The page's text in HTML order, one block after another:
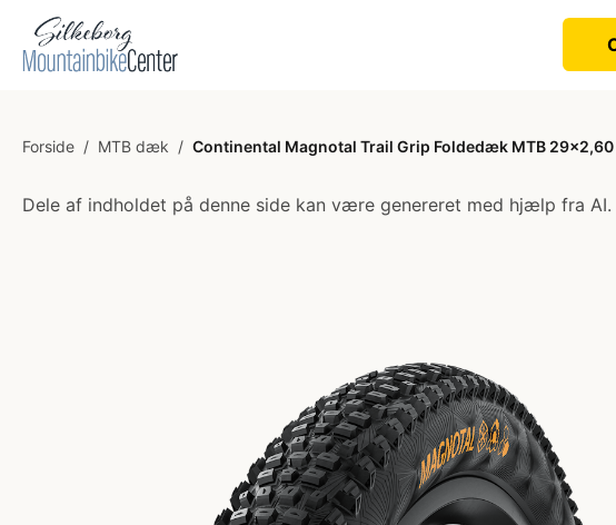
Forside / MTB dæk / Continental Magnotal Trail Grip Foldedæk MTB
Dele af indholdet på denne side kan være genereret med hjælp fra AI.